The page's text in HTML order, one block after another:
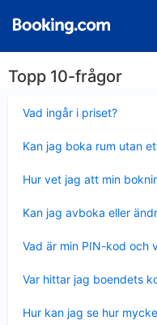
Topp 10-frågor
Vad ingår i priset?
mindre
Kan jag boka rum utan
mindre
Hur vet jag att min
mindre
Kan jag avboka eller
mindre
Vad är min PIN-kod och
mindre
Var hittar jag boendets
mindre
Hur kan jag se hur
mindre